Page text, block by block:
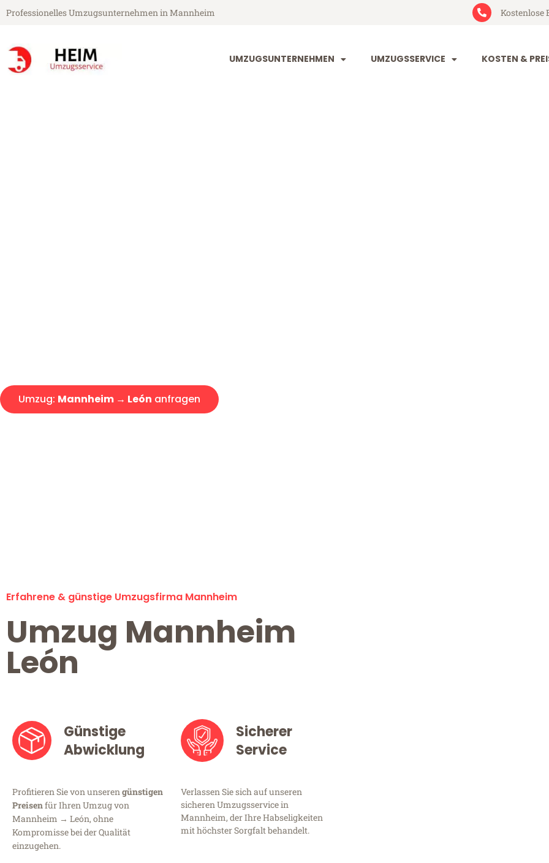
Professionelles Umzugsunternehmen in Mannheim Kostenlose
UMZUGSUNTERNEHMEN UMZUGSSERVICE KOSTEN &
Umzug: Mannheim → León anfragen
Erfahrene & günstige Umzugsfirma Mannheim
Umzug Mannheim
León
Günstige
Abwicklung
Profitieren Sie von unserengünstigen
Preisenfür Ihren Umzug von
Mannheim → León, ohne
Kompromisse bei der Qualität
einzugehen.
Sicherer
Service
Verlassen Sie sich auf unseren
sicheren Umzugsservice in
Mannheim, der Ihre Habseligkeiten
mit höchster Sorgfalt behandelt.